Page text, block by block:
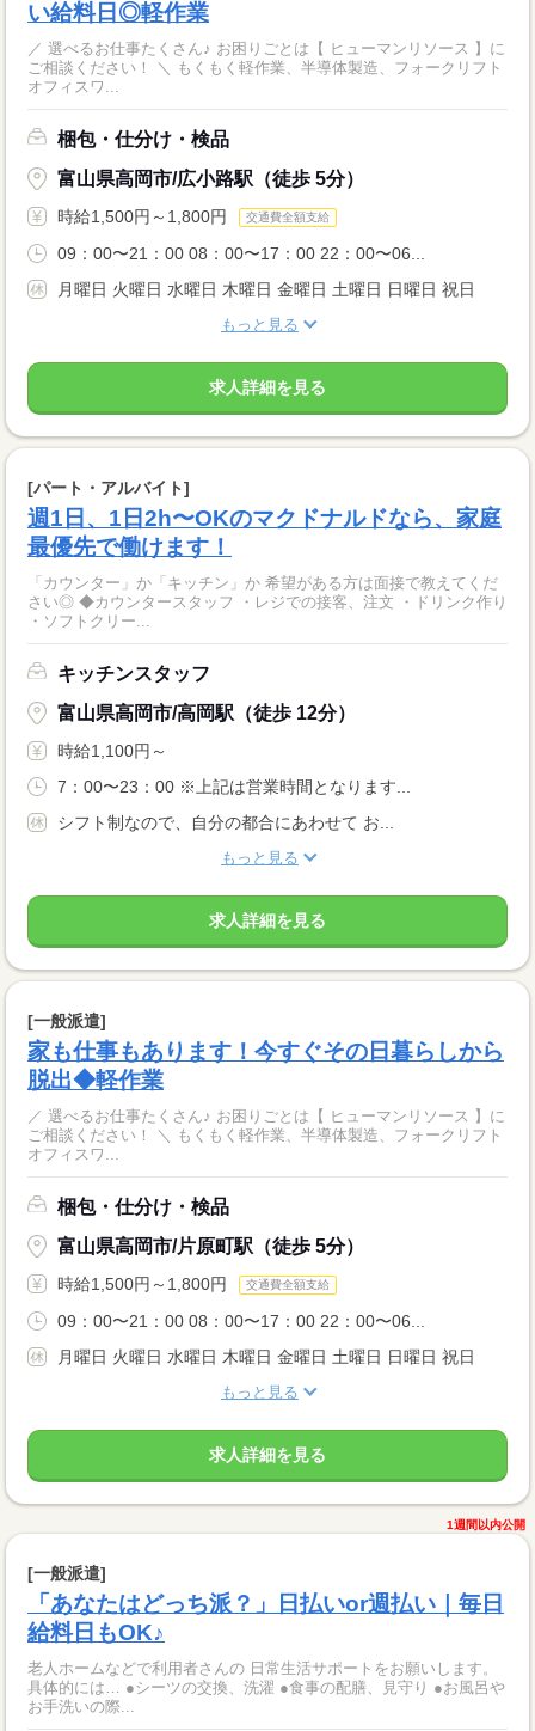
い給料日◎軽作業
／ 選べるお仕事たくさん♪ お困りごとは【 ヒューマンリソース 】に
ご相談ください！ ＼ もくもく軽作業、半導体製造、フォークリフト
オフィスワ...
梱包・仕分け・検品
富山県高岡市/広小路駅（徒歩 5分）
時給1,500円～1,800円 交通費全額支給
09：00〜21：00 08：00〜17：00 22：00〜06...
月曜日 火曜日 水曜日 木曜日 金曜日 土曜日 日曜日 祝日
もっと見る
求人詳細を見る
[パート・アルバイト]
週1日、1日2h〜OKのマクドナルドなら、家庭
最優先で働けます！
「カウンター」か「キッチン」か 希望がある方は面接で教えてくだ
さい◎ ◆カウンタースタッフ ・レジでの接客、注文 ・ドリンク作り
・ソフトクリー...
キッチンスタッフ
富山県高岡市/高岡駅（徒歩 12分）
時給1,100円～
7：00〜23：00 ※上記は営業時間となります...
シフト制なので、自分の都合にあわせて お...
もっと見る
求人詳細を見る
[一般派遣]
家も仕事もあります！今すぐその日暮らしから
脱出◆軽作業
／ 選べるお仕事たくさん♪ お困りごとは【 ヒューマンリソース 】に
ご相談ください！ ＼ もくもく軽作業、半導体製造、フォークリフト
オフィスワ...
梱包・仕分け・検品
富山県高岡市/片原町駅（徒歩 5分）
時給1,500円～1,800円 交通費全額支給
09：00〜21：00 08：00〜17：00 22：00〜06...
月曜日 火曜日 水曜日 木曜日 金曜日 土曜日 日曜日 祝日
もっと見る
求人詳細を見る
1週間以内公開
[一般派遣]
「あなたはどっち派？」日払いor週払い｜毎日
給料日もOK♪
老人ホームなどで利用者さんの 日常生活サポートをお願いします。
具体的には… ●シーツの交換、洗濯 ●食事の配膳、見守り ●お風呂や
お手洗いの際...